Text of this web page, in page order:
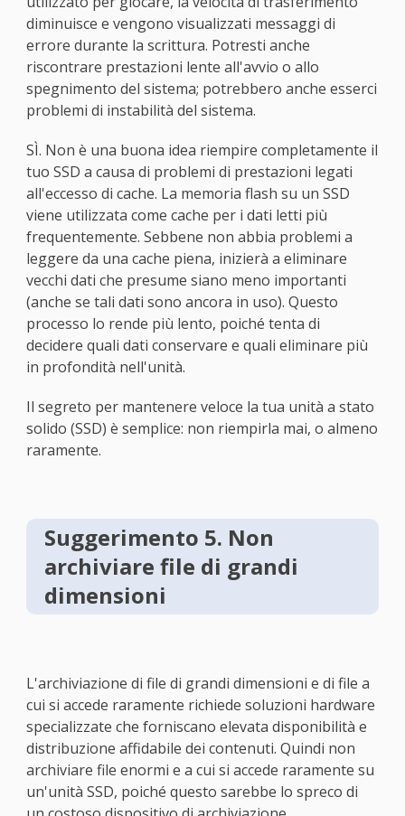
diminuisce e vengono visualizzati messaggi di
errore durante la scrittura. Potresti anche
riscontrare prestazioni lente all'avvio o allo
spegnimento del sistema; potrebbero anche esserci
problemi di instabilità del sistema.
SÌ. Non è una buona idea riempire completamente il
tuo SSD a causa di problemi di prestazioni legati
all'eccesso di cache. La memoria flash su un SSD
viene utilizzata come cache per i dati letti più
frequentemente. Sebbene non abbia problemi a
leggere da una cache piena, inizierà a eliminare
vecchi dati che presume siano meno importanti
(anche se tali dati sono ancora in uso). Questo
processo lo rende più lento, poiché tenta di
decidere quali dati conservare e quali eliminare più
in profondità nell'unità.
Il segreto per mantenere veloce la tua unità a stato
solido (SSD) è semplice: non riempirla mai, o almeno
raramente.
Suggerimento 5. Non
archiviare file di grandi
dimensioni
L'archiviazione di file di grandi dimensioni e di file a
cui si accede raramente richiede soluzioni hardware
specializzate che forniscano elevata disponibilità e
distribuzione affidabile dei contenuti. Quindi non
archiviare file enormi e a cui si accede raramente su
un'unità SSD, poiché questo sarebbe lo spreco di